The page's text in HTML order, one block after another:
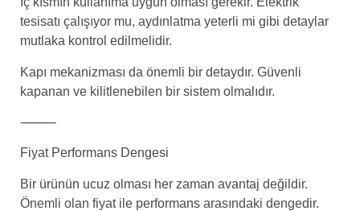
tesisatı çalışıyor mu, aydınlatma yeterli mi gibi detaylar
mutlaka kontrol edilmelidir.
Kapı mekanizması da önemli bir detaydır. Güvenli
kapanan ve kilitlenebilen bir sistem olmalıdır.
⸻
Fiyat Performans Dengesi
Bir ürünün ucuz olması her zaman avantaj değildir.
Önemli olan fiyat ile performans arasındaki dengedir.